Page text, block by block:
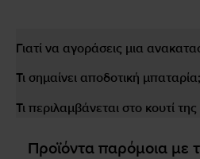
Γιατί να αγοράσεις μια
Τι σημαίνει αποδοτική μπαταρία;
Τι περιλαμβάνεται στο κουτί
Προϊόντα παρόμοια με